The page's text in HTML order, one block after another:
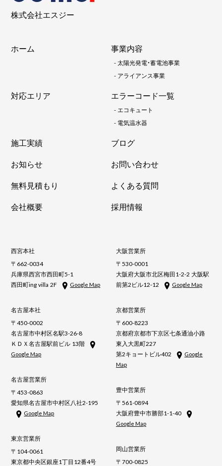
株式会社エスジー
ホーム 事業内容
-太陽光発電・蓄電池事業
- アライアンス事業
対応エリア エラーコード一覧
-エコキュート
- 電気温水器
施工実績
ブログ
お知らせ
お問い合わせ
無料見積もり
よくある質問
会社概要
採用情報
西宮本社
〒662-0034
兵庫県西宮市西田町5-1
西田町ing villa 2F
Google Map
名古屋本社
〒450-0002
名古屋市中村区名駅3-26-8
ＫＤＸ名古屋駅前ビル 13階
Google Map
名古屋営業所
〒453-0863
愛知県名古屋市中村区八社2-195
Google Map
東京営業所
〒104-0061
東京都中央区銀座1丁目12番4号
大阪営業所
〒530-0001
大阪府大阪市北区梅田1-2-2 大阪駅
前第2ビル12-12
Google Map
京都営業所
〒600-8223
京都府京都市下京区七条通油小路
東入大黒町227
第2キョートビル402
Google
Map
豊中営業所
〒561-0894
大阪府豊中市勝部1-1-40
Google Map
岡山営業所
〒700-0825